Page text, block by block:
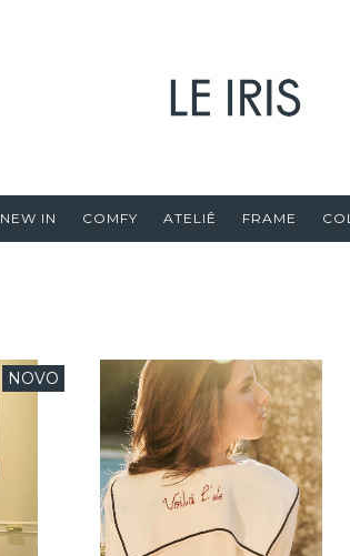
NEW IN COMFY ATELIÊ FRAME
NOVO